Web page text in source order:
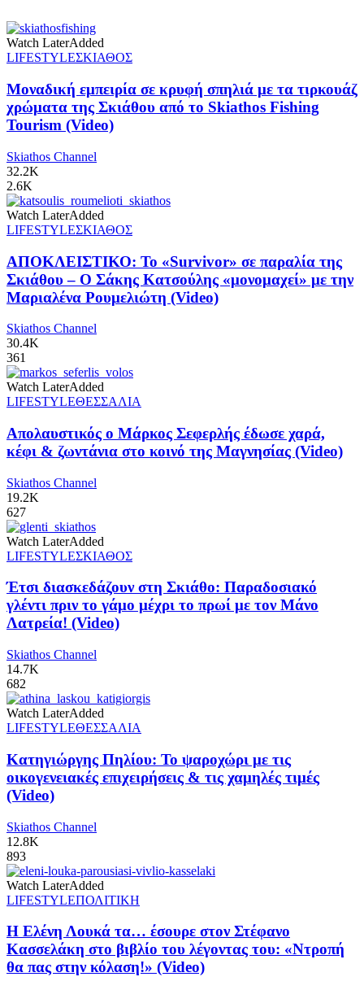
Watch LaterAdded
LIFESTYLEΣΚΙΑΘΟΣ
Μοναδική εμπειρία σε κρυφή σπηλιά με τα τιρκουάζ
χρώματα της Σκιάθου από το Skiathos Fishing
Tourism (Video)
Skiathos Channel
32.2K
2.6K
Watch LaterAdded
LIFESTYLEΣΚΙΑΘΟΣ
ΑΠΟΚΛΕΙΣΤΙΚΟ: Το «Survivor» σε παραλία της
Σκιάθου – Ο Σάκης Κατσούλης «μονομαχεί» με την
Μαριαλένα Ρουμελιώτη (Video)
Skiathos Channel
30.4K
361
Watch LaterAdded
LIFESTYLEΘΕΣΣΑΛΙΑ
Απολαυστικός ο Μάρκος Σεφερλής έδωσε χαρά,
κέφι & ζωντάνια στο κοινό της Μαγνησίας (Video)
Skiathos Channel
19.2K
627
Watch LaterAdded
LIFESTYLEΣΚΙΑΘΟΣ
Έτσι διασκεδάζουν στη Σκιάθο: Παραδοσιακό
γλέντι πριν το γάμο μέχρι το πρωί με τον Μάνο
Λατρεία! (Video)
Skiathos Channel
14.7K
682
Watch LaterAdded
LIFESTYLEΘΕΣΣΑΛΙΑ
Κατηγιώργης Πηλίου: Το ψαροχώρι με τις
οικογενειακές επιχειρήσεις & τις χαμηλές τιμές
(Video)
Skiathos Channel
12.8K
893
Watch LaterAdded
LIFESTYLEΠΟΛΙΤΙΚΗ
Η Ελένη Λουκά τα… έσουρε στον Στέφανο
Κασσελάκη στο βιβλίο του λέγοντας του: «Ντροπή
θα πας στην κόλαση!» (Video)